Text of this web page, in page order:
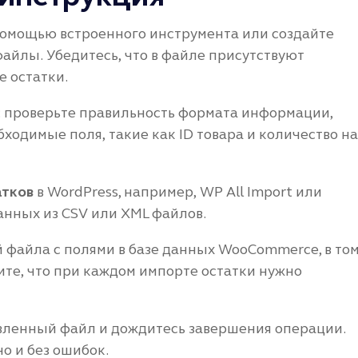
встроенного инструмента или создайте
Убедитесь, что в файле присутствуют
остатки.
проверьте правильность формата информации,
поля, такие как ID товара и количество на
в WordPress, например, WP All Import или
из CSV или XML файлов.
файла с полями в базе данных WooCommerce, в
что при каждом импорте остатки нужно
файл и дождитесь завершения операции.
и без ошибок.